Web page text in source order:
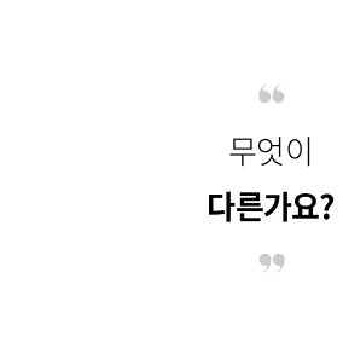
무엇이
다른가요?